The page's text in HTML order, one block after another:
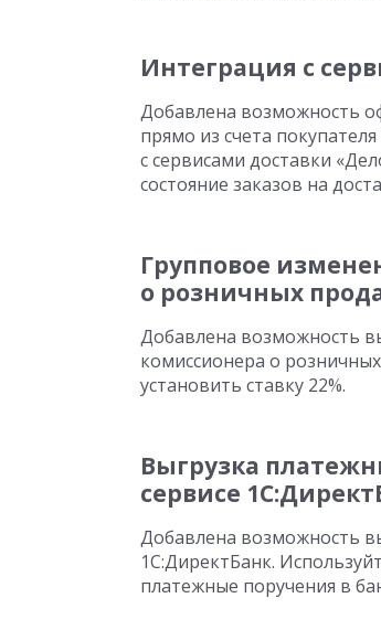
Интеграция с
Добавлена возможность
прямо из счета
с сервисами доставки
состояние заказов на
Групповое
о розничных
Добавлена возможность
комиссионера о
установить ставку 22%.
Выгрузка
сервисе
Добавлена возможность
1С:ДиректБанк.
платежные поручения в